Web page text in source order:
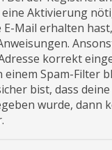
Aktivierung
E-Mail erhalten
korrekt
einem Spam-Filter
bist, dass
wurde, dann